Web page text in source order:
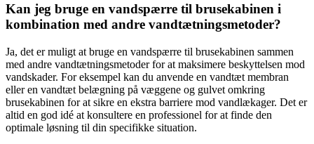
Kan jeg bruge en vandspærre til brusekabinen i
kombination med andre vandtætningsmetoder?
Ja, det er muligt at bruge en vandspærre til brusekabinen sammen
med andre vandtætningsmetoder for at maksimere beskyttelsen mod
vandskader. For eksempel kan du anvende en vandtæt membran
eller en vandtæt belægning på væggene og gulvet omkring
brusekabinen for at sikre en ekstra barriere mod vandlækager. Det er
altid en god idé at konsultere en professionel for at finde den
optimale løsning til din specifikke situation.